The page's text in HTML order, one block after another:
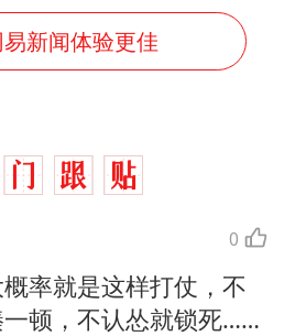
新闻体验更佳
0
率就是这样打仗，不
一顿，不认怂就锁死……